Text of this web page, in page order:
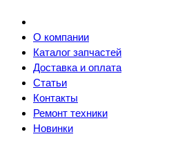
О компании
Каталог запчастей
Доставка и оплата
Статьи
Контакты
Ремонт техники
Новинки